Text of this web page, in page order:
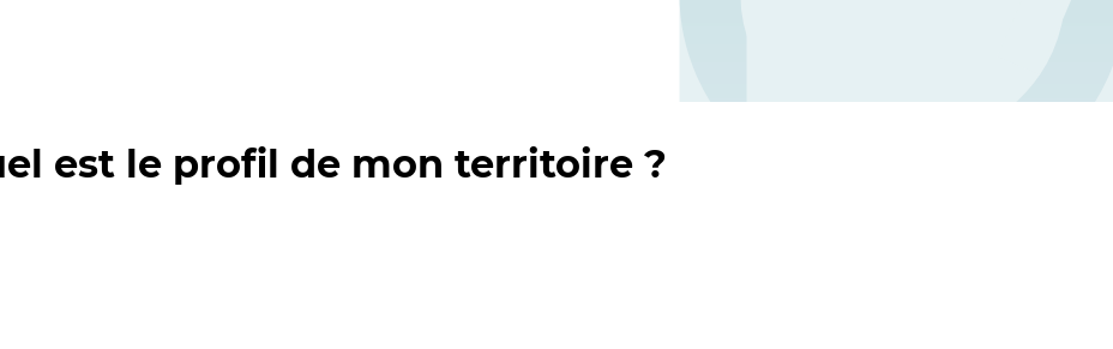
est le profil de mon territoire ?